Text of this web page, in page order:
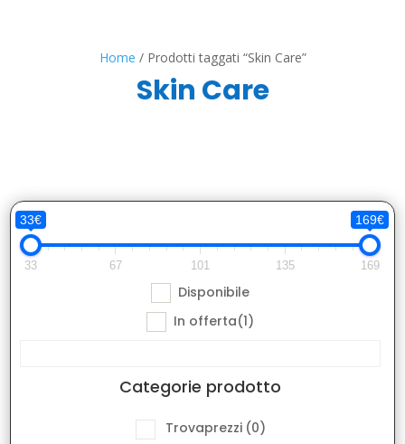
Home / Prodotti taggati “Skin Care”
Skin Care
33€ 169€
33 67 101 135 169
Disponibile
In offerta(1)
Categorie prodotto
Trovaprezzi (0)